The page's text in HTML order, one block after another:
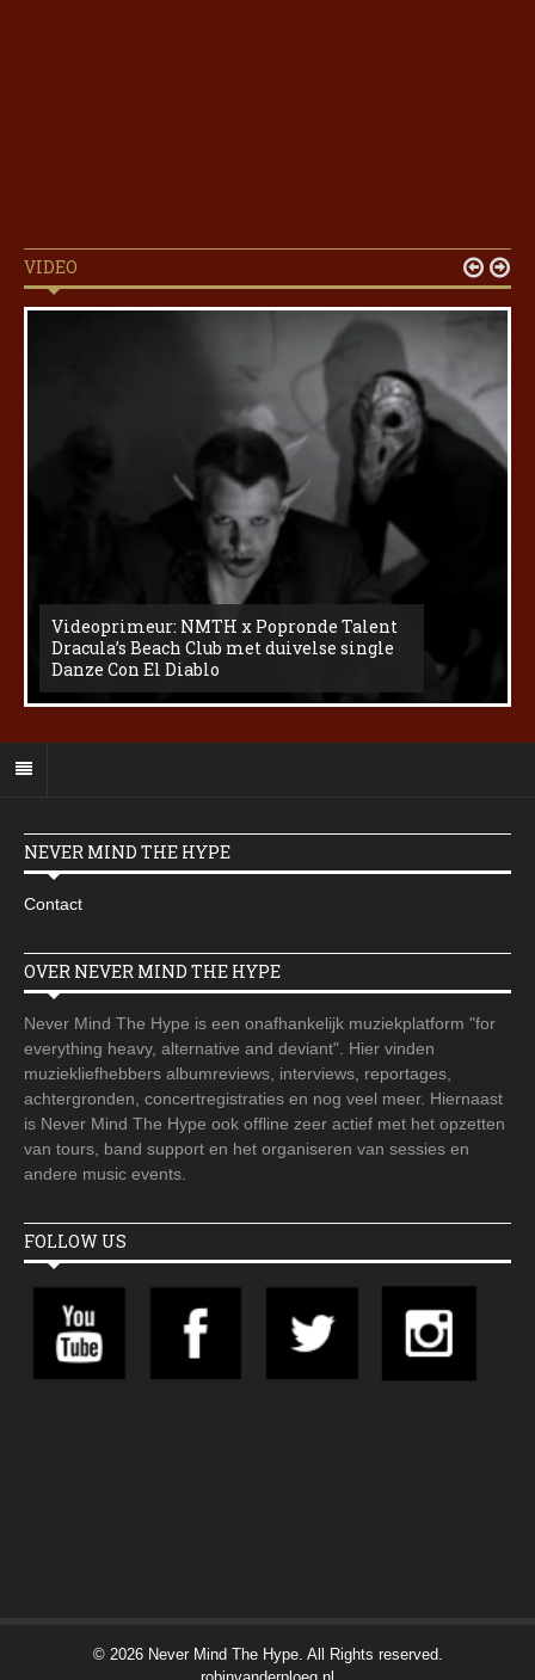
VIDEO
Videoprimeur: NMTH x Popronde Talent
Dracula’s Beach Club met duivelse single
Danze Con El Diablo
 
NEVER MIND THE HYPE
Contact
OVER NEVER MIND THE HYPE
Never Mind The Hype is een onafhankelijk muziekplatform "for
everything heavy, alternative and deviant". Hier vinden
muziekliefhebbers albumreviews, interviews, reportages,
achtergronden, concertregistraties en nog veel meer. Hiernaast
is Never Mind The Hype ook offline zeer actief met het opzetten
van tours, band support en het organiseren van sessies en
andere music events.
FOLLOW US
© 2026 Never Mind The Hype. All Rights reserved.